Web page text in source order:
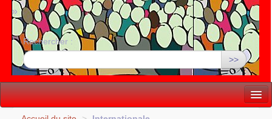
»
Rechercher :
>>
Vie politique